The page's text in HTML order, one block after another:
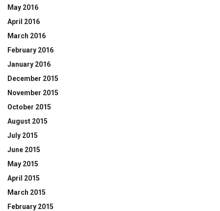
May 2016
April 2016
March 2016
February 2016
January 2016
December 2015
November 2015
October 2015
August 2015
July 2015
June 2015
May 2015
April 2015
March 2015
February 2015